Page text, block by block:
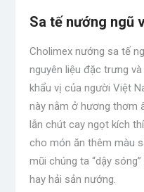
Sa tế nướng ngũ
Cholimex nướng sa tế
nguyên liệu đặc trưng
khẩu vị của người Việt
này nằm ở hương thơm
lẫn chút cay ngọt kích
cho món ăn thêm màu
mũi chúng ta “dậy
hay hải sản nướng.